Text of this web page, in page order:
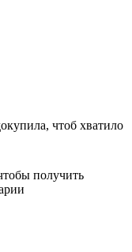
чтоб хватило
получить